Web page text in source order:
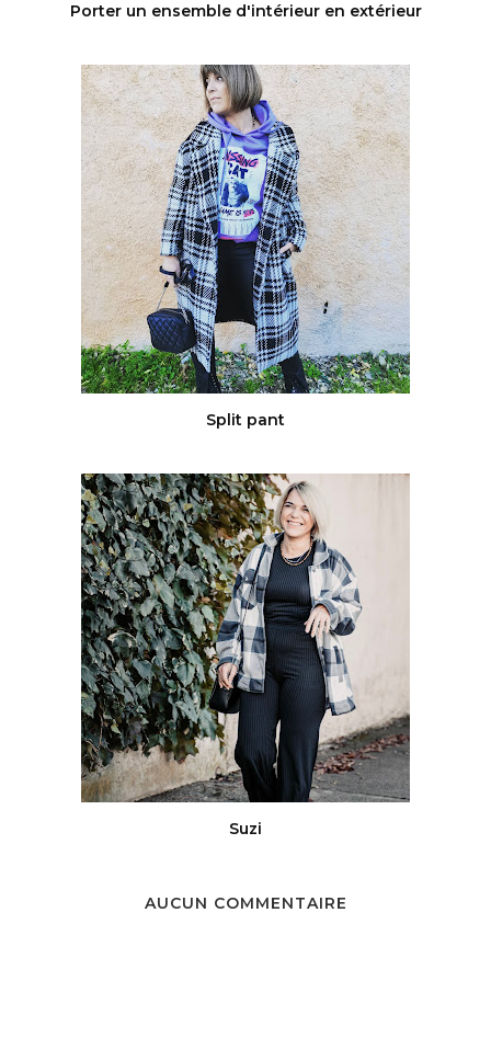
Porter un ensemble d'intérieur en extérieur
Split pant
Suzi
AUCUN COMMENTAIRE